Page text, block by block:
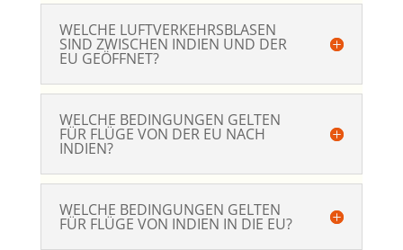
WELCHE LUFTVERKEHRSBLASEN
SIND ZWISCHEN INDIEN UND DER
EU GEÖFFNET?
WELCHE BEDINGUNGEN GELTEN
FÜR FLÜGE VON DER EU NACH
INDIEN?
WELCHE BEDINGUNGEN GELTEN
FÜR FLÜGE VON INDIEN IN DIE EU?